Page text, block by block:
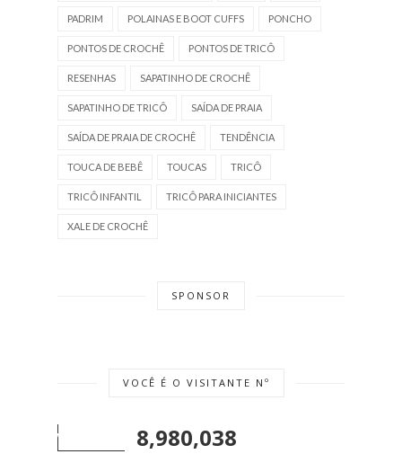
PADRIM POLAINAS E BOOT CUFFS PONCHO
PONTOS DE CROCHÊ PONTOS DE TRICÔ
RESENHAS SAPATINHO DE CROCHÊ
SAPATINHO DE TRICÔ SAÍDA DE PRAIA
SAÍDA DE PRAIA DE CROCHÊ TENDÊNCIA
TOUCA DE BEBÊ TOUCAS TRICÔ
TRICÔ INFANTIL TRICÔ PARA INICIANTES
XALE DE CROCHÊ
SPONSOR
VOCÊ É O VISITANTE Nº
8,980,038